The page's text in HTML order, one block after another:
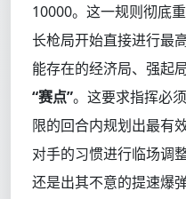
10000。这一规则彻底
长枪局开始直接进行最
能存在的经济局、强起局
“赛点”。这要求指挥必
限的回合内规划出最有
对手的习惯进行临场调
还是出其不意的提速爆